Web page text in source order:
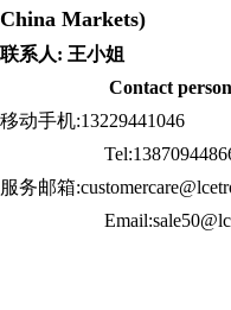
China Markets)
联系
Contact person：
移动手机
服务邮箱